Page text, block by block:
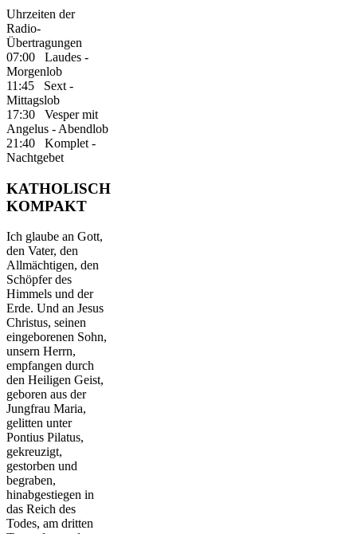
Uhrzeiten der
Radio-
Übertragungen
07:00 Laudes -
Morgenlob
11:45 Sext -
Mittagslob
17:30 Vesper mit
Angelus - Abendlob
21:40 Komplet -
Nachtgebet
KATHOLISCH
KOMPAKT
Ich glaube an Gott,
den Vater, den
Allmächtigen, den
Schöpfer des
Himmels und der
Erde. Und an Jesus
Christus, seinen
eingeborenen Sohn,
unsern Herrn,
empfangen durch
den Heiligen Geist,
geboren aus der
Jungfrau Maria,
gelitten unter
Pontius Pilatus,
gekreuzigt,
gestorben und
begraben,
hinabgestiegen in
das Reich des
Todes, am dritten